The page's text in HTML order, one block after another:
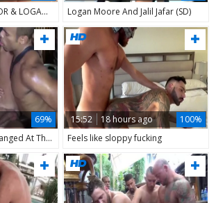
FX RIOS - MAX KONNOR & LOGAN MOORE - RFC
Logan Moore And Jalil Jafar (SD)
69%
Logan Moore gang banged At The 10-Pounder
15:52 18 hours ago
100%
Feels like sloppy fucking